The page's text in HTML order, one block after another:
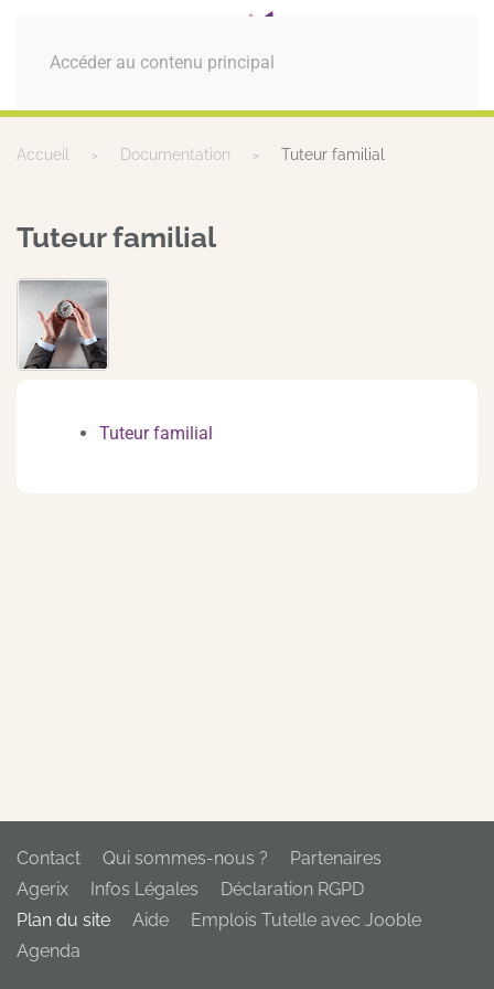
Accéder au contenu principal
MENU
Accueil Documentation Tuteur familial
Tuteur familial
Tuteur familial
Contact Qui sommes-nous ?
Partenaires
Agerix
Infos Légales
Déclaration RGPD
Plan du site
Aide
Emplois Tutelle avec Jooble
Agenda